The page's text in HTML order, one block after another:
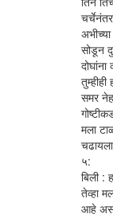
सोडून
समर
मला
५:
बिली :
तेव्हा
आहे